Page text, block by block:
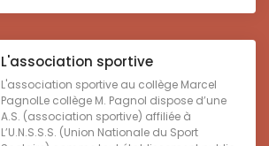
L'association sportive
L'association sportive au collège Marcel
PagnolLe collège M. Pagnol dispose d’une
A.S. (association sportive) affiliée à
L’U.N.S.S.S. (Union Nationale du Sport